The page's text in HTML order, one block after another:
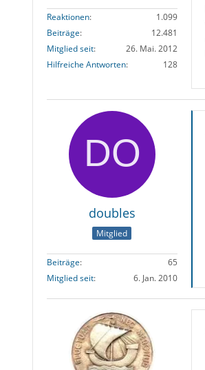
Reaktionen
1.099
Beiträge
12.481
Mitglied seit
26. Mai. 2012
Hilfreiche Antworten
128
doubles
Mitglied
Beiträge
65
Mitglied seit
6. Jan. 2010